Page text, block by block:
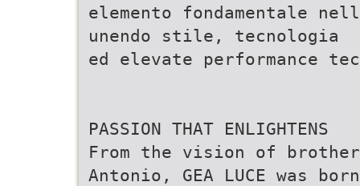
elemento fondamentale
unendo stile, tecnologia
ed elevate performance
PASSION THAT ENLIGHTENS
From the vision of
Antonio, GEA LUCE was